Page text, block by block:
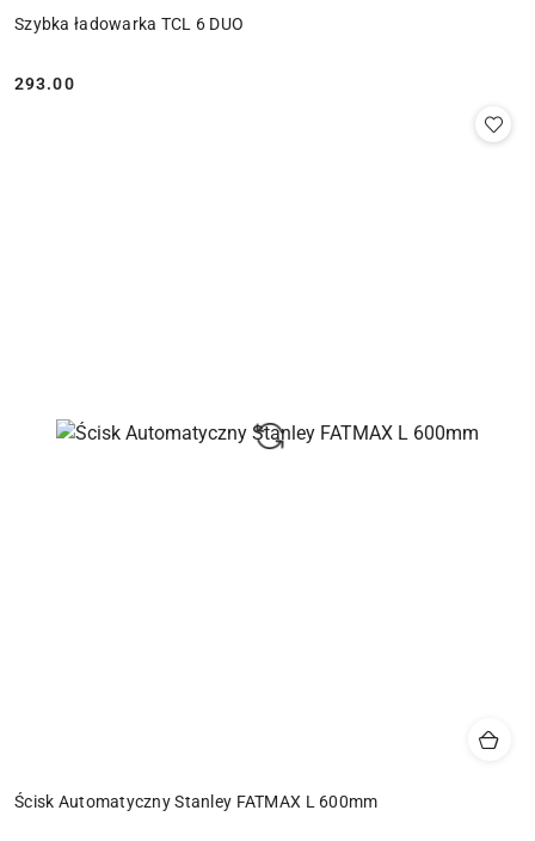
Szybka ładowarka TCL 6 DUO
Cena:
293.00
Ścisk Automatyczny Stanley FATMAX L 600mm